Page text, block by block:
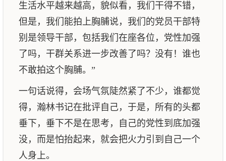
生活水平越来越高，貌似看，我们干得不错，
但是，我们能拍上胸脯说，我们的党员干部特
别是领导干部，包括我们在座各位，党性加强
了吗，干群关系进一步改善了吗？没有！谁也
不敢拍这个胸脯。”
一句话说得，会场气氛陡然紧了不少，谁都觉
得，瀚林书记在批评自己，于是，所有的头都
垂下，垂下不是在思考，自己的党性到底加强
没，而是怕抬起来，就会把火力引到自己一个
人身上。